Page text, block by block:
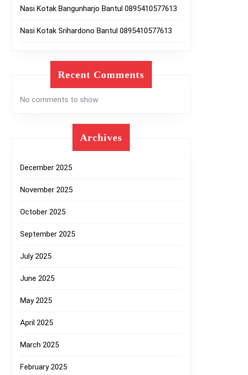
Nasi Kotak Bangunharjo Bantul 0895410577613
Nasi Kotak Srihardono Bantul 0895410577613
Recent Comments
No comments to show.
Archives
December 2025
November 2025
October 2025
September 2025
July 2025
June 2025
May 2025
April 2025
March 2025
February 2025